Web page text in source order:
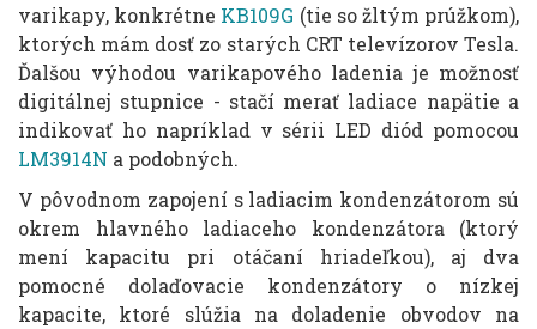
varikapy, konkrétne KB109G (tie so žltým prúžkom),
ktorých mám dosť zo starých CRT televízorov Tesla.
Ďalšou výhodou varikapového ladenia je možnosť
digitálnej stupnice - stačí merať ladiace napätie a
indikovať ho napríklad v sérii LED diód pomocou
LM3914N a podobných.
V pôvodnom zapojení s ladiacim kondenzátorom sú
okrem hlavného ladiaceho kondenzátora (ktorý
mení kapacitu pri otáčaní hriadeľkou), aj dva
pomocné dolaďovacie kondenzátory o nízkej
kapacite, ktoré slúžia na doladenie obvodov na